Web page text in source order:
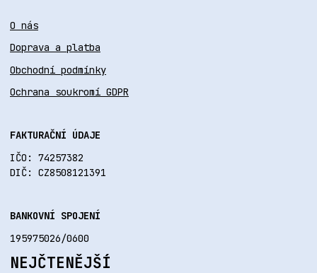
O nás
Doprava a platba
Obchodní podmínky
Ochrana soukromí GDPR
FAKTURAČNÍ ÚDAJE
IČO: 74257382
DIČ: CZ8508121391
BANKOVNÍ SPOJENÍ
195975026/0600
NEJČTENĚJŠÍ